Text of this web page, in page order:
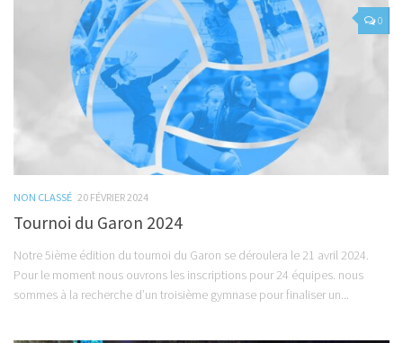
0
NON CLASSÉ 20 FÉVRIER 2024
Tournoi du Garon 2024
Notre 5ième édition du tournoi du Garon se déroulera le 21 avril 2024.
Pour le moment nous ouvrons les inscriptions pour 24 équipes. nous
sommes à la recherche d’un troisième gymnase pour finaliser un...